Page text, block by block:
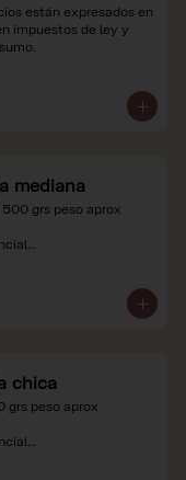
están expresados en
impuestos de ley y
mediana
grs peso aprox
impuestos de ley y
chica
grs peso aprox